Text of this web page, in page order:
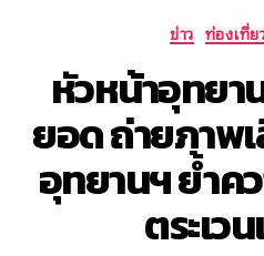
ข่าว ท่องเที่ย
หัวหน้าอุทยา
ยอด ถ่ายภาพ
อุทยานฯ ย้ำค
ตระเว